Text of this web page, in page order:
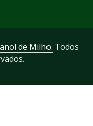
de Milho. Todos